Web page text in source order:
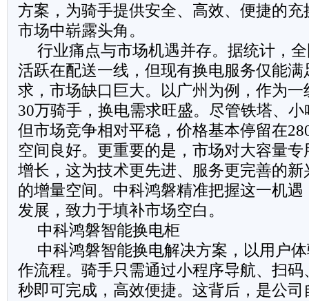
方案，为骑手提供安全、高效、便捷的
市场中崭露头角。
行业痛点与市场机遇并存。据统计，
活跃在配送一线，但现有换电服务仅能满
求，市场缺口巨大。以广州为例，作为
30万骑手，换电需求旺盛。尽管铁塔、
但市场竞争相对平稳，价格基本停留在
空间良好。更重要的是，市场对大容量
增长，这为技术更先进、服务更完善的
的增量空间。中科鸿磐精准把握这一机
发展，致力于填补市场空白。
中科鸿磐智能换电柜
中科鸿磐智能换电解决方案，以用户
作流程。骑手只需通过小程序导航、扫
秒即可完成，高效便捷。这背后，是公